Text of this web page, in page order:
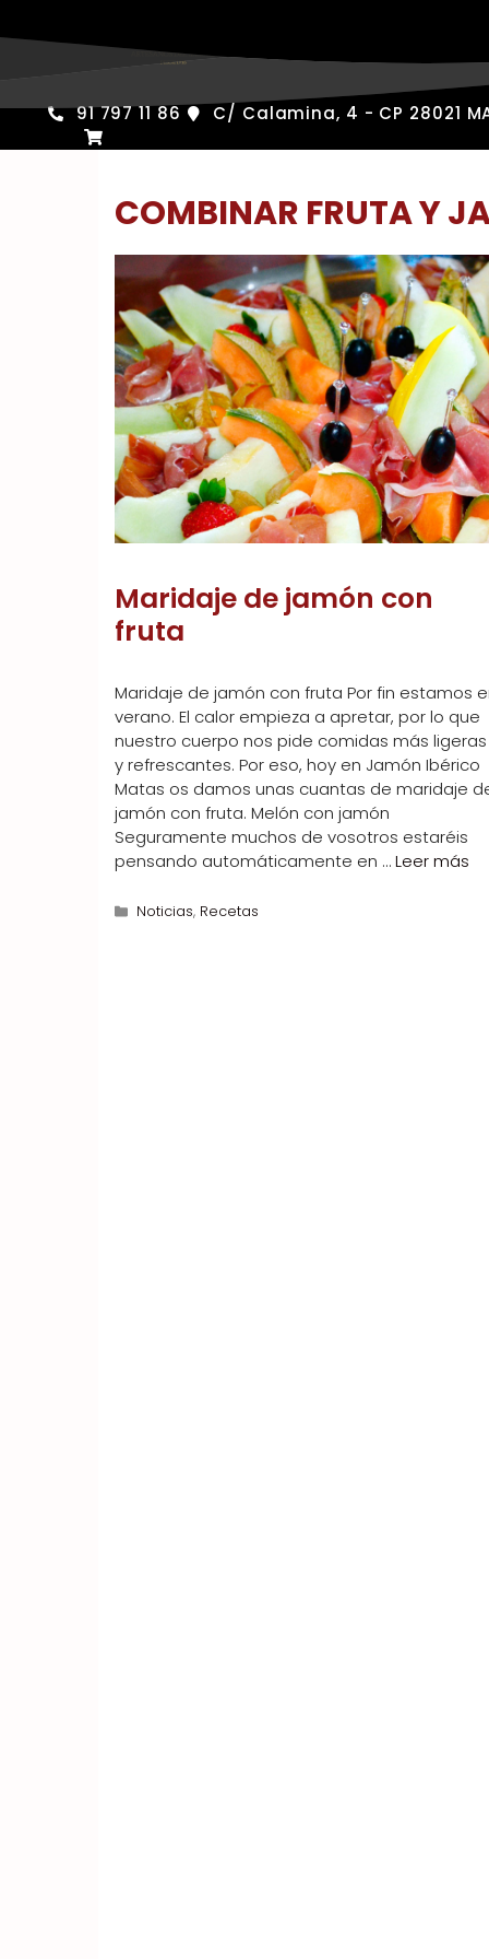
al
91 797 11 86 C/ Calamina, 4 - CP 28021
COMBINAR FRUTA Y
Maridaje de jamón con
fruta
Maridaje de jamón con fruta Por fin estamos
verano. El calor empieza a apretar, por lo que
nuestro cuerpo nos pide comidas más ligeras
y refrescantes. Por eso, hoy en Jamón Ibérico
Matas os damos unas cuantas de maridaje
jamón con fruta. Melón con jamón
Seguramente muchos de vosotros estaréis
pensando automáticamente en …Leer más
Categorías
Noticias, Recetas